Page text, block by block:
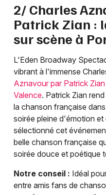
2/ Charles
Patrick Zian :
sur scène à
L'Eden Broadway
vibrant à l'immense
Aznavour par Patrick
Valence. Patrick Zian
la chanson française
soirée pleine d'émotion et
sélectionné cet
belle chanson française
soirée douce et poétique
Notre conseil : Idéal
entre amis fans de